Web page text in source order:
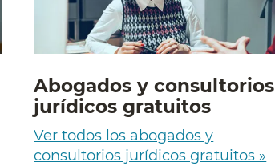
Abogados y consultorios
jurídicos gratuitos
Ver todos los abogados y
consultorios jurídicos gratuitos »